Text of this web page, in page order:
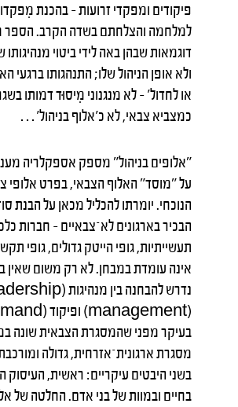
פיקודים ומפקדי זרועות – בהכנת
למלחמה והצלחתם בשדה הקרב. הספר
דוגמאות שבהן באה לידי ביטוי מנהיגותו
ולא אופן הניהול שלו; התנהגותו ברגעי
או לחדול' – לא מנגנוני מִיסוּד דמותו
כמצביא צבאי, לא כ'אלוף בניהול'…
"אלופים בניהול" מספק אספקלריה
על "מוסד" האלוף הצבאי, בפרט אלופי
הנוכחי. יומרתו להכליל מכאן על הבנת
הבכיר בארגונים לא־צבאיים – חברות
תעשייתיות, גופי הייטק גדולים, גופי
אינה עומדת במבחן. לא רק משום
בעיקר מפני שהמסגרת הצבאית שונה
מסגרת ארגונית־אזרחית, גדולה
בשני היבטים עיקריים: ראשית, העיסוק
בחיים ובמוות של בני אדם. החלטה של